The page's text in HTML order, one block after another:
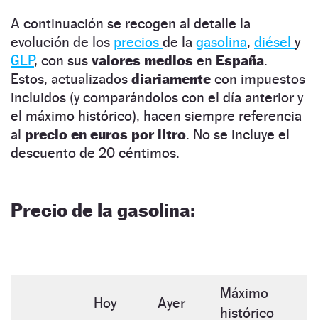
A continuación se recogen al detalle la
evolución de los precios de la gasolina, diésel y
GLP, con sus valores medios en España.
Estos, actualizados diariamente con impuestos
incluidos (y comparándolos con el día anterior y
el máximo histórico), hacen siempre referencia
al precio en euros por litro. No se incluye el
descuento de 20 céntimos.
Precio de la gasolina:
Hoy Ayer
Máximo
histórico